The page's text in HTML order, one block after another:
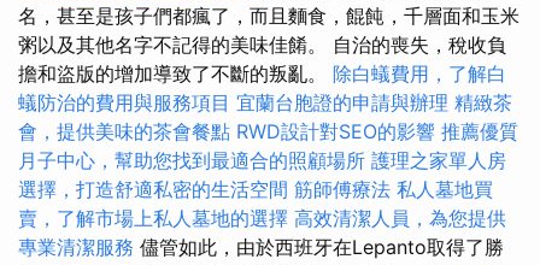
名，甚至是孩子們都瘋了，而且麵食，餛飩，千層面和玉米
粥以及其他名字不記得的美味佳餚。 自治的喪失，稅收負
擔和盜版的增加導致了不斷的叛亂。 除白蟻費用，了解白
蟻防治的費用與服務項目 宜蘭台胞證的申請與辦理 精緻茶
會，提供美味的茶會餐點 RWD設計對SEO的影響 推薦優質
月子中心，幫助您找到最適合的照顧場所 護理之家單人房
選擇，打造舒適私密的生活空間 筋師傅療法 私人墓地買
賣，了解市場上私人墓地的選擇 高效清潔人員，為您提供
專業清潔服務 儘管如此，由於西班牙在Lepanto取得了勝